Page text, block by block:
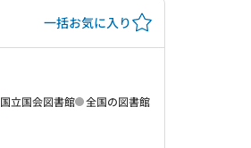
一括お気に入り
国立国会図書館 全国の図書館